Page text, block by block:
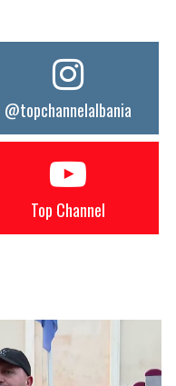
@topchannelalbania
Top Channel